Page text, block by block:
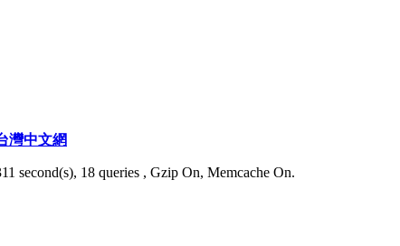
灣中文網
second(s), 18 queries , Gzip On, Memcache On.